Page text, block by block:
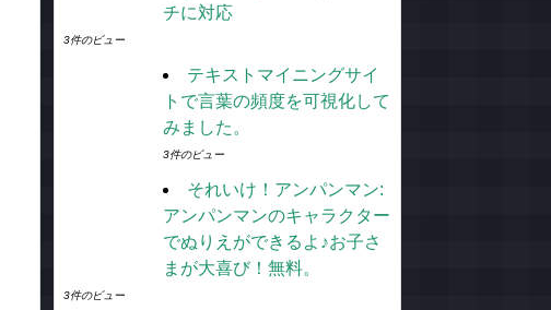
チに対応
3件のビュー
テキストマイニングサイ
トで言葉の頻度を可視化して
みました。
3件のビュー
それいけ！アンパンマン:
アンパンマンのキャラクター
でぬりえができるよ♪お子さ
まが大喜び！無料。
3件のビュー